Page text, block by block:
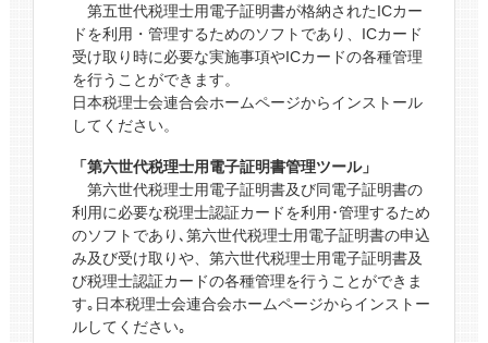
第五世代税理士用電子証明書が格納されたICカー
ドを利用・管理するためのソフトであり、ICカード
受け取り時に必要な実施事項やICカードの各種管理
を行うことができます。
日本税理士会連合会ホームページからインストール
してください。
「第六世代税理士用電子証明書管理ツール」
第六世代税理士用電子証明書及び同電子証明書の
利用に必要な税理士認証カードを利用･管理するため
のソフトであり､第六世代税理士用電子証明書の申込
み及び受け取りや、第六世代税理士用電子証明書及
び税理士認証カードの各種管理を行うことができま
す｡日本税理士会連合会ホームページからインストー
ルしてください｡